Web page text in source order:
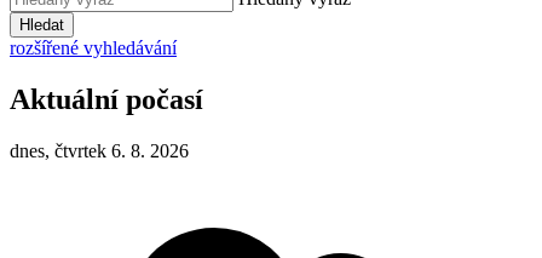
Hledat
rozšířené vyhledávání
Aktuální počasí
dnes, čtvrtek 6. 8. 2026